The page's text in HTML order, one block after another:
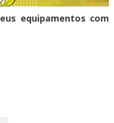
equipamentos com